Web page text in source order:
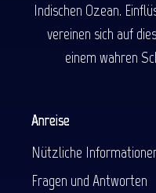
Indischen Ozean.
vereinen sich auf
einem wahren
Anreise
Nützliche
Fragen und Antworten